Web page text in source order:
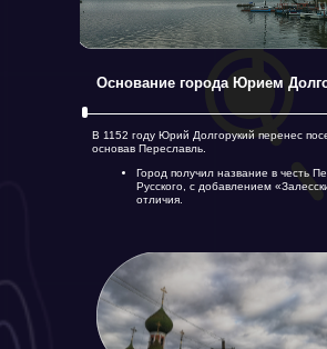
В 1152 году Юрий Долгорукий перенес
основав Переславль.
Город получил название в честь
Русского, с добавлением
отличия.
Основание города Юрием